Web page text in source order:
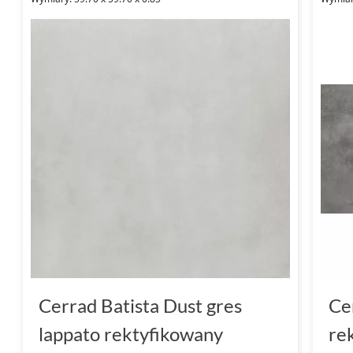
Wybierając płytki Cerrad - New Design
Cerrad Batista Dust gres
lappato rektyfikowany